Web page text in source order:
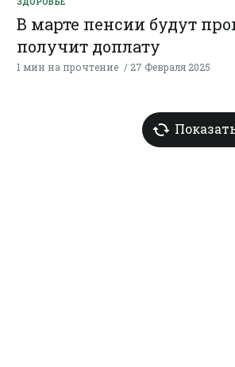
В марте пенсии будут
получит доплату
1 мин на прочтение 27 Февраля 2025